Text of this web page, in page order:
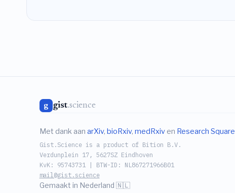
g gist.science
Met dank aan arXiv, bioRxiv, medRxiven Research Square
Gist.Science is a product of Bition B.V.
Verdunplein 17, 5627SZ Eindhoven
KvK: 95743731 | BTW-ID: NL867271966B01
mail@gist.science
Gemaakt in Nederland 🇳🇱